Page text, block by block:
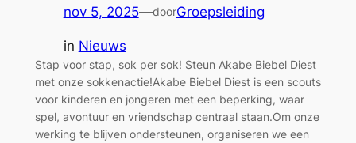
nov 5, 2025—doorGroepsleiding
in Nieuws
Stap voor stap, sok per sok! Steun Akabe Biebel Diest
met onze sokkenactie!Akabe Biebel Diest is een scouts
voor kinderen en jongeren met een beperking, waar
spel, avontuur en vriendschap centraal staan.Om onze
werking te blijven ondersteunen, organiseren we een